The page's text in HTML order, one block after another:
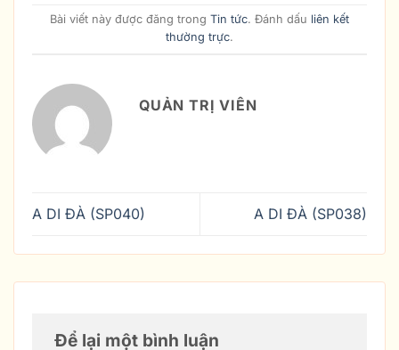
Bài viết này được đăng trong Tin tức. Đánh dấu liên kết
thường trực.
QUẢN TRỊ VIÊN
A DI ĐÀ (SP040) A DI ĐÀ (SP038)
Để lại một bình luận